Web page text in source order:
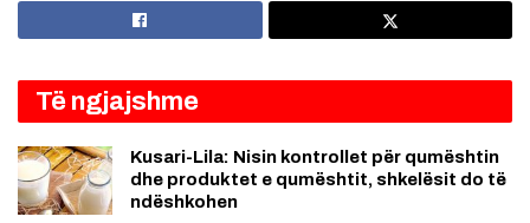
Të ngjajshme
Kusari-Lila: Nisin kontrollet për qumështin
dhe produktet e qumështit, shkelësit do të
ndëshkohen